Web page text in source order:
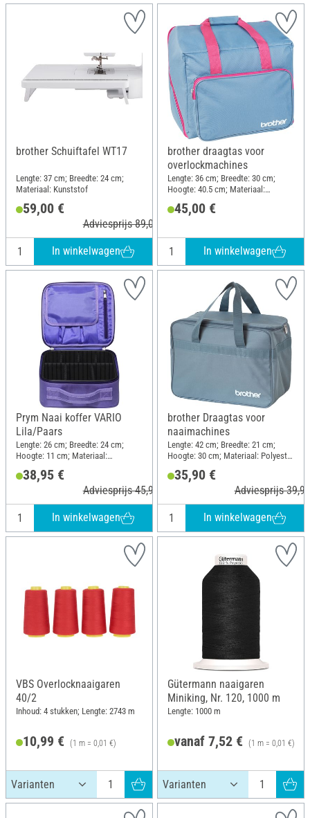
brother Schuiftafel WT17
Lengte: 37 cm; Breedte: 24 cm;
Materiaal: Kunststof
59,00 €
Adviesprijs 89,00 €
In winkelwagen
brother draagtas voor
overlockmachines
Lengte: 36 cm; Breedte: 30 cm;
Hoogte: 40.5 cm; Materiaal:
45,00 €
In winkelwagen
Prym Naai koffer VARIO
Lila/Paars
Lengte: 26 cm; Breedte: 24 cm;
Hoogte: 11 cm; Materiaal:
38,95 €
Adviesprijs 45,90 €
In winkelwagen
brother Draagtas voor
naaimachines
Lengte: 42 cm; Breedte: 21 cm;
Hoogte: 30 cm; Materiaal: Polyester
35,90 €
Adviesprijs
In winkelwagen
VBS Overlocknaaigaren
40/2
Inhoud: 4 stukken; Lengte: 2743 m
10,99 € (1 m = 0,01 €)
Gütermann naaigaren
Miniking, Nr. 120, 1000 m
Lengte: 1000 m
vanaf 7,52 € (1 m = 0,01 €)